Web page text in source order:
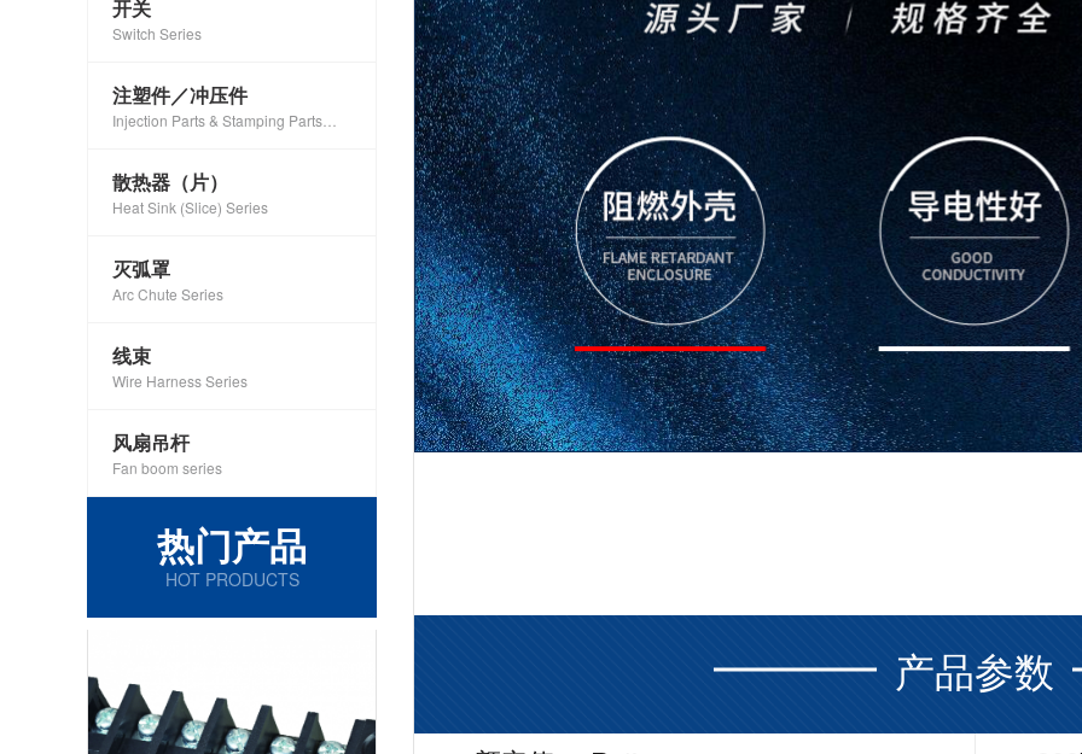
开关
Switch Series
注塑件／冲压件
Injection Parts & Stamping Parts
散热器（片）
Heat Sink (Slice) Series
灭弧罩
Arc Chute Series
线束
Wire Harness Series
风扇吊杆
Fan boom series
热门产品
HOT PRODUCTS
产品参数